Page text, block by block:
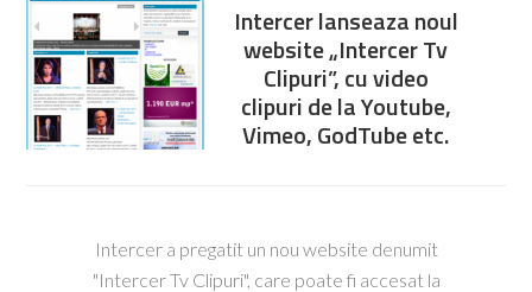
Intercer lanseaza noul
website „Intercer Tv
Clipuri”, cu video
clipuri de la Youtube,
Vimeo, GodTube etc.
Intercer a pregatit un nou website denumit
"Intercer Tv Clipuri", care poate fi accesat la